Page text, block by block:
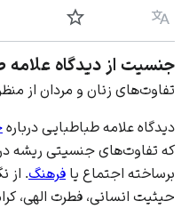
زبان پیگیری
جنسیت از دیدگاه علامه
تفاوت‌های زنان و مردان از
دیدگاه علامه طباطبایی درباره
که تفاوت‌های جنسیتی ریشه
برساخته اجتماع یا فرهنگ. از
حیثیت انسانی، فطرت الهی،